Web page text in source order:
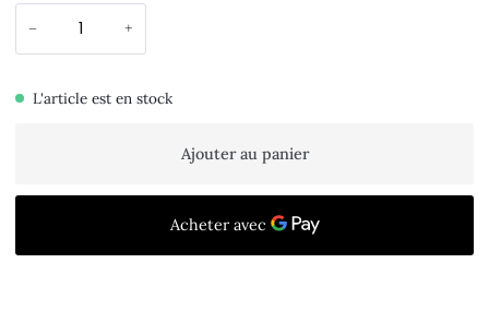
− +
L'article est en stock
Ajouter au panier